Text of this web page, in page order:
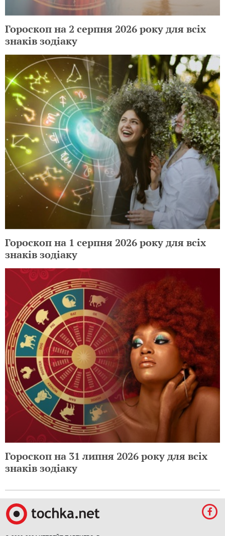
Гороскоп на 2 серпня 2026 року для всіх
знаків зодіаку
Гороскоп на 1 серпня 2026 року для всіх
знаків зодіаку
Гороскоп на 31 липня 2026 року для всіх
знаків зодіаку